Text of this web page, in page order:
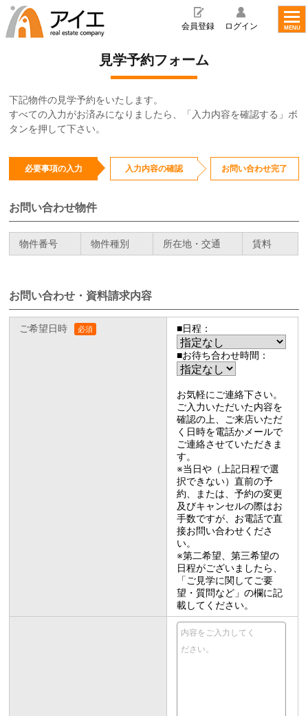
MENU
会員登録 ログイン
見学予約フォーム
下記物件の見学予約をいたします。
すべての入力がお済みになりましたら、「入力内容を確認する」ボ
タンを押して下さい。
必要事項の入力 入力内容の確認 お問い合わせ完了
お問い合わせ物件
物件番号 物件種別 所在地・交通 賃料
お問い合わせ・資料請求内容
ご希望日時 ■日程：
■お待ち合わせ時間：
お気軽にご連絡下さい。
ご入力いただいた内容を
確認の上、ご来店いただ
く日時を電話かメールで
ご連絡させていただきま
す。
※当日や（上記日程で選
択できない）直前の予
約、または、予約の変更
及びキャンセルの際はお
手数ですが、お電話で直
接お問い合わせくださ
い。
※第二希望、第三希望の
日程がございましたら、
「ご見学に関してご要
望・質問など」の欄に記
載してください。